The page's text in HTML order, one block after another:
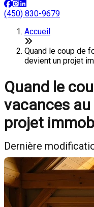
(450) 830-9679
Accueil
Quand le coup de
devient un projet
Quand le
vacances
projet
Dernière